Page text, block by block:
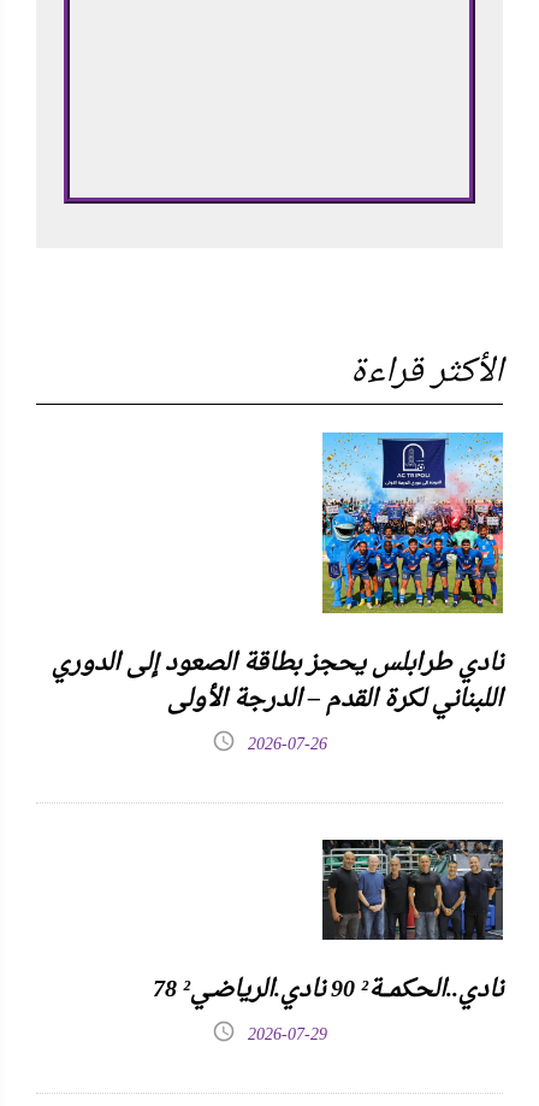
الأكثر قراءة
نادي طرابلس يحجز بطاقة الصعود إلى الدوري
اللبناني لكرة القدم – الدرجة الأولى
2026-07-26
نادي..الحكمـــة² 90 نادي.الرياضـي² 78
2026-07-29